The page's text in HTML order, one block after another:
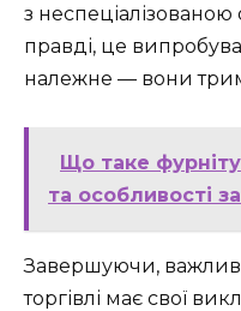
з
правді, це
належне — вони
Що таке
та особливості
Завершуючи,
торгівлі має свої